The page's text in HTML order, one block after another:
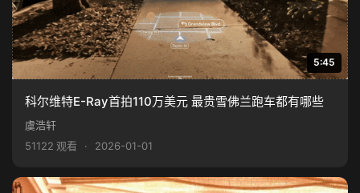
5:45
科尔维特E-Ray首拍110万美元 最贵雪佛兰跑车都有哪些
虞浩轩
51122 观看
· 2026-01-01